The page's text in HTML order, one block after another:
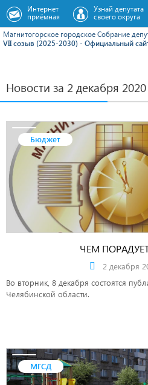
Магнитогорское городское Cобрание
VII созыв (2025-2030) - Официальный
Интернет
приёмная
Узнай депутата
своего округа
Новости за 2 декабря 2020
Бюджет
ЧЕМ
2 декабря
Во вторник, 8 декабря состоятся
Челябинской области.
МГСД